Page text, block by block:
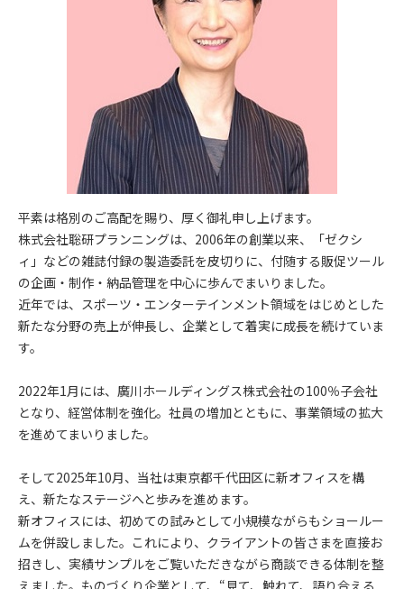
平素は格別のご高配を賜り、厚く御礼申し上げます。
株式会社聡研プランニングは、2006年の創業以来、「ゼクシ
ィ」などの雑誌付録の製造委託を皮切りに、付随する販促ツール
の企画・制作・納品管理を中心に歩んでまいりました。
近年では、スポーツ・エンターテインメント領域をはじめとした
新たな分野の売上が伸長し、企業として着実に成長を続けていま
す。
2022年1月には、廣川ホールディングス株式会社の100％子会社
となり、経営体制を強化。社員の増加とともに、事業領域の拡大
を進めてまいりました。
そして2025年10月、当社は東京都千代田区に新オフィスを構
え、新たなステージへと歩みを進めます。
新オフィスには、初めての試みとして小規模ながらもショールー
ムを併設しました。これにより、クライアントの皆さまを直接お
招きし、実績サンプルをご覧いただきながら商談できる体制を整